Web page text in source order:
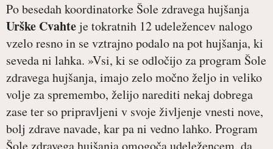
Po besedah koordinatorke Šole zdravega hujšanja
Urške Cvahteje tokratnih 12 udeležencev nalogo
vzelo resno in se vztrajno podalo na pot hujšanja, ki
seveda ni lahka. »Vsi, ki se odločijo za program Šole
zdravega hujšanja, imajo zelo močno željo in veliko
volje za spremembo, želijo narediti nekaj dobrega
zase ter so pripravljeni v svoje življenje vnesti nove,
bolj zdrave navade, kar pa ni vedno lahko. Program